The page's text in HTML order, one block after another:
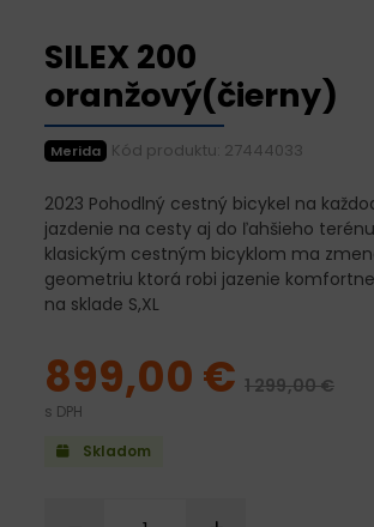
SILEX 200
oranžový(čierny)
Merida Kód produktu: 27444033
2023 Pohodlný cestný bicykel na
jazdenie na cesty aj do ľahšieho
klasickým cestným bicyklom ma
geometriu ktorá robi jazenie
na sklade S,XL
Skladom
899,00 € 1 299,00 €
s DPH